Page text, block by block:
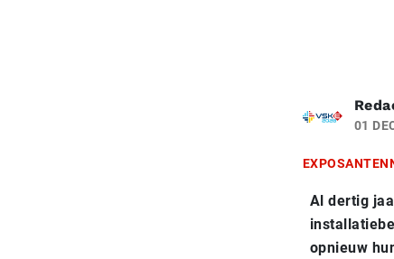
01
Al dertig
opnieuw